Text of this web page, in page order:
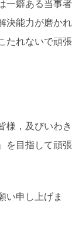
一癖ある当事者
決能力が磨かれ
たれないで頑張
様，及びいわき
を目指して頑張
い申し上げま